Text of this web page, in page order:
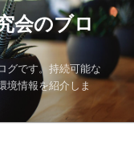
会のブロ
グです。持続可能な
境情報を紹介しま